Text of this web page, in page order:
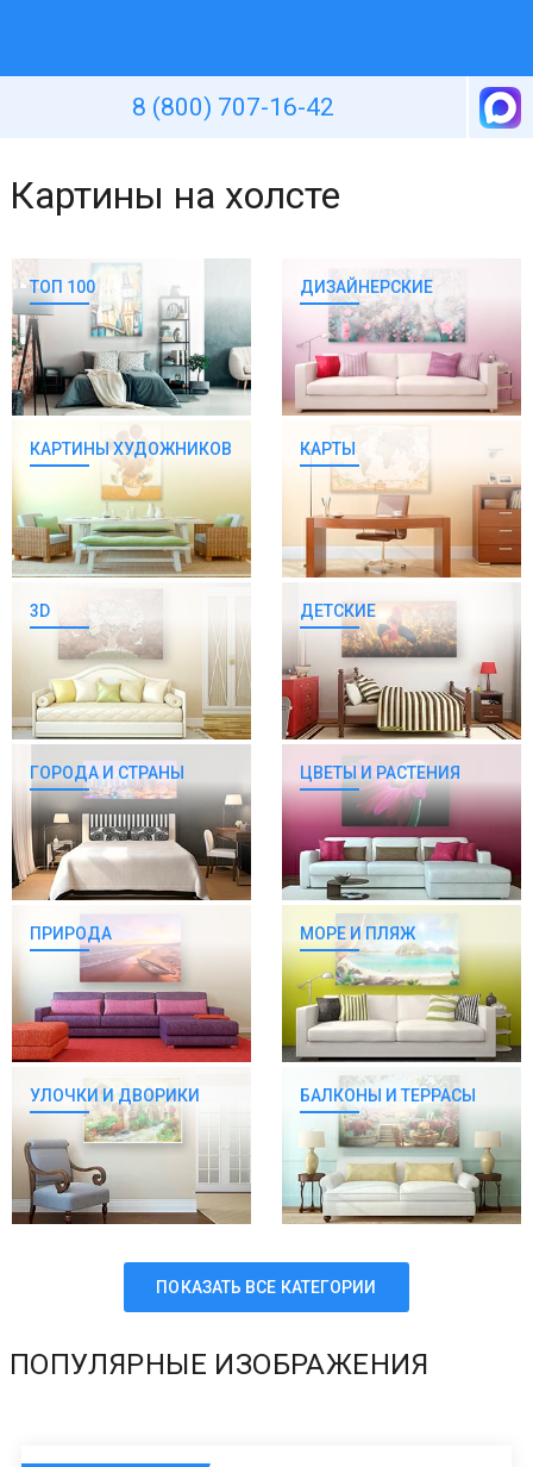
8 (800) 707-16-42
Картины на холсте
ТОП 100 ДИЗАЙНЕРСКИЕ
КАРТИНЫ ХУДОЖНИКОВ КАРТЫ
3D ДЕТСКИЕ
ГОРОДА И СТРАНЫ ЦВЕТЫ И РАСТЕНИЯ
ПРИРОДА МОРЕ И ПЛЯЖ
УЛОЧКИ И ДВОРИКИ БАЛКОНЫ И ТЕРРАСЫ
ПОКАЗАТЬ ВСЕ КАТЕГОРИИ
ПОПУЛЯРНЫЕ ИЗОБРАЖЕНИЯ